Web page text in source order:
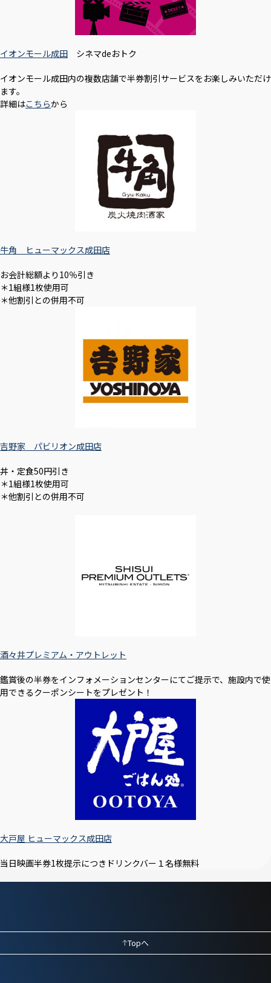
イオンモール成田 シネマdeおトク
イオンモール成田内の複数店舗で半券割引サービスをお楽しみいただけ
ます。
詳細はこちらから
牛角 ヒューマックス成田店
お会計総額より10％引き
＊1組様1枚使用可
＊他割引との併用不可
吉野家 パビリオン成田店
丼・定食50円引き
＊1組様1枚使用可
＊他割引との併用不可
酒々井プレミアム・アウトレット
鑑賞後の半券をインフォメーションセンターにてご提示で、施設内で使
用できるクーポンシートをプレゼント！
大戸屋 ヒューマックス成田店
当日映画半券1枚提示につきドリンクバー１名様無料
Topへ